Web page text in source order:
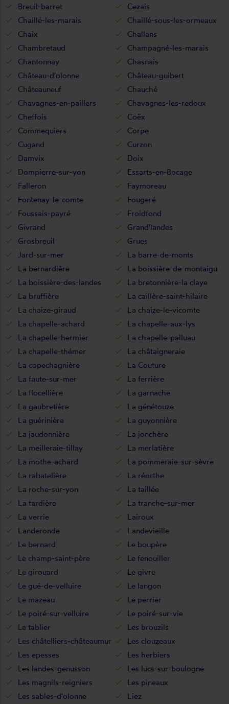
Breuil-barret
Cezais
Chaillé-les-marais
Chaillé-sous-les-ormeaux
Chaix
Challans
Chambretaud
Champagné-les-marais
Chantonnay
Chasnais
Château-d'olonne
Château-guibert
Châteauneuf
Chauché
Chavagnes-en-paillers
Chavagnes-les-redoux
Cheffois
Coëx
Commequiers
Corpe
Cugand
Curzon
Damvix
Doix
Dompierre-sur-yon
Essarts-en-Bocage
Falleron
Faymoreau
Fontenay-le-comte
Fougeré
Foussais-payré
Froidfond
Givrand
Grand'landes
Grosbreuil
Grues
Jard-sur-mer
La barre-de-monts
La bernardière
La boissière-de-montaigu
La boissière-des-landes
La bretonnière-la claye
La bruffière
La caillère-saint-hilaire
La chaize-giraud
La chaize-le-vicomte
La chapelle-achard
La chapelle-aux-lys
La chapelle-hermier
La chapelle-palluau
La chapelle-thémer
La châtaigneraie
La copechagnière
La Couture
La faute-sur-mer
La ferrière
La flocellière
La garnache
La gaubretière
La génétouze
La guérinière
La guyonnière
La jaudonnière
La jonchère
La meilleraie-tillay
La merlatière
La mothe-achard
La pommeraie-sur-sèvre
La rabatelière
La réorthe
La roche-sur-yon
La taillée
La tardière
La tranche-sur-mer
La verrie
Lairoux
Landeronde
Landevieille
Le bernard
Le boupère
Le champ-saint-père
Le fenouiller
Le girouard
Le givre
Le gué-de-velluire
Le langon
Le mazeau
Le perrier
Le poiré-sur-velluire
Le poiré-sur-vie
Le tablier
Les brouzils
Les châtelliers-châteaumur
Les clouzeaux
Les epesses
Les herbiers
Les landes-genusson
Les lucs-sur-boulogne
Les magnils-reigniers
Les pineaux
Les sables-d'olonne
Liez